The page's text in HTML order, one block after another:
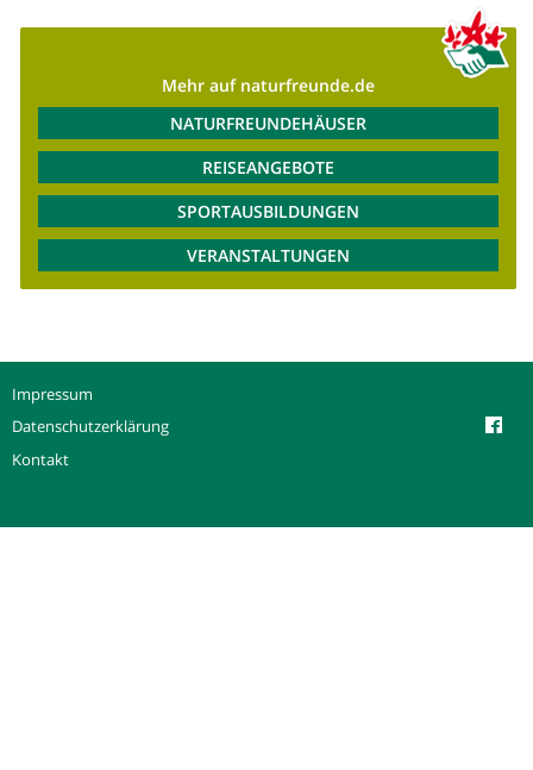
Mehr auf naturfreunde.de
NATURFREUNDEHÄUSER
REISEANGEBOTE
SPORTAUSBILDUNGEN
VERANSTALTUNGEN
Impressum
Datenschutzerklärung
Kontakt